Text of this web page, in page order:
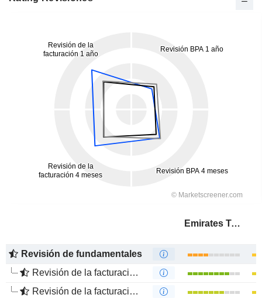
Emirates Telecommunications Group Company
Revisión de fundamentales
Revisión de la facturación 1 año
Revisión de la facturación 4 meses